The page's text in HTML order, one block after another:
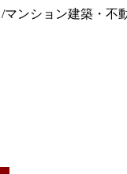
ンション建築・不